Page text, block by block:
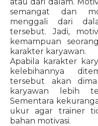
semangat dan
menggali dari
tersebut. Jadi,
kemampuan
karakter karyawan.
Apabila karakter
kelebihannya
tersebut akan
karyawan lebih
Sementara
ukur agar trainer
bahan motivasi.